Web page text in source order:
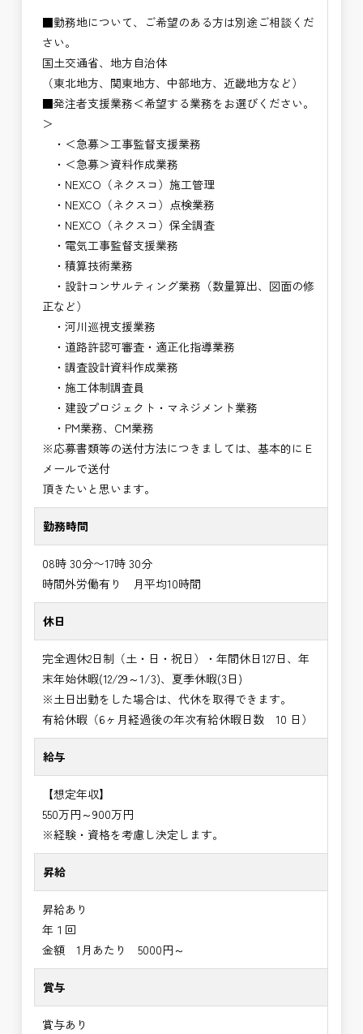
■勤務地について、ご希望のある方は別途ご相談くだ
さい。
国土交通省、地方自治体
（東北地方、関東地方、中部地方、近畿地方など）
■発注者支援業務＜希望する業務をお選びください。
＞
・＜急募＞工事監督支援業務
・＜急募＞資料作成業務
・NEXCO（ネクスコ）施工管理
・NEXCO（ネクスコ）点検業務
・NEXCO（ネクスコ）保全調査
・電気工事監督支援業務
・積算技術業務
・設計コンサルティング業務（数量算出、図面の修
正など）
・河川巡視支援業務
・道路許認可審査・適正化指導業務
・調査設計資料作成業務
・施工体制調査員
・建設プロジェクト・マネジメント業務
・PM業務、CM業務
※応募書類等の送付方法につきましては、基本的にＥ
メールで送付
頂きたいと思います。
勤務時間
08時 30分〜17時 30分
時間外労働有り 月平均10時間
休日
完全週休2日制（土・日・祝日）・年間休日127日、年
末年始休暇(12/29～1/3)、夏季休暇(3日)
※土日出勤をした場合は、代休を取得できます。
有給休暇（6ヶ月経過後の年次有給休暇日数 10 日）
給与
【想定年収】
550万円～900万円
※経験・資格を考慮し決定します。
昇給
昇給あり
年１回
金額 1月あたり 5000円～
賞与
賞与あり